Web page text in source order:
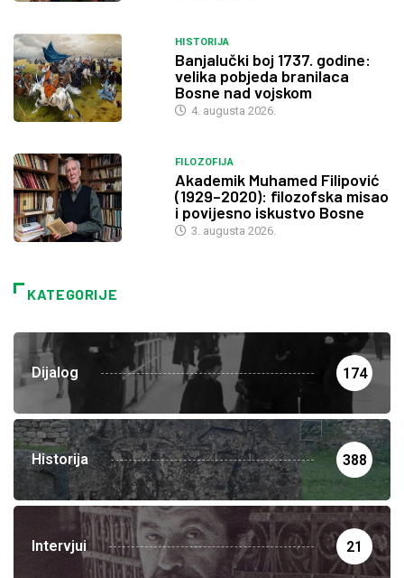
HISTORIJA
Banjalučki boj 1737. godine:
velika pobjeda branilaca
Bosne nad vojskom
4. augusta 2026.
FILOZOFIJA
Akademik Muhamed Filipović
(1929–2020): filozofska misao
i povijesno iskustvo Bosne
3. augusta 2026.
KATEGORIJE
Dijalog 174
Historija 388
Intervjui 21